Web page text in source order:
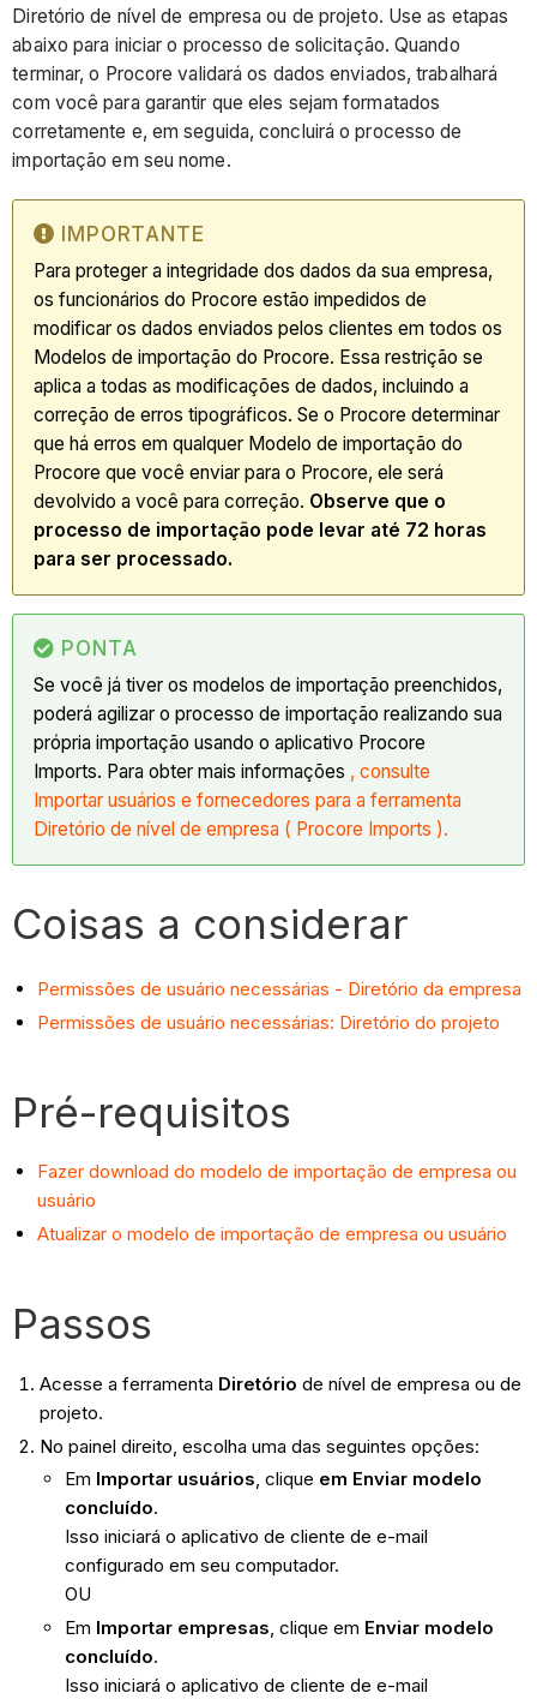
Diretório de nível de empresa ou de projeto. Use as etapas
abaixo para iniciar o processo de solicitação. Quando
terminar, o Procore validará os dados enviados, trabalhará
com você para garantir que eles sejam formatados
corretamente e, em seguida, concluirá o processo de
importação em seu nome.
IMPORTANTE
Para proteger a integridade dos dados da sua empresa,
os funcionários do Procore estão impedidos de
modificar os dados enviados pelos clientes em todos os
Modelos de importação do Procore. Essa restrição se
aplica a todas as modificações de dados, incluindo a
correção de erros tipográficos. Se o Procore determinar
que há erros em qualquer Modelo de importação do
Procore que você enviar para o Procore, ele será
devolvido a você para correção. Observe que o
processo de importação pode levar até 72 horas
para ser processado.
PONTA
Se você já tiver os modelos de importação preenchidos,
poderá agilizar o processo de importação realizando sua
própria importação usando o aplicativo Procore
Imports. Para obter mais informações , consulte
Importar usuários e fornecedores para a ferramenta
Diretório de nível de empresa ( Procore Imports ).
Coisas a considerar
Permissões de usuário necessárias - Diretório da empresa
Permissões de usuário necessárias: Diretório do projeto
Pré-requisitos
Fazer download do modelo de importação de empresa ou
usuário
Atualizar o modelo de importação de empresa ou usuário
Passos
Acesse a ferramenta Diretório de nível de empresa ou de
projeto.
No painel direito, escolha uma das seguintes opções:
Em Importar usuários, clique em Enviar modelo
concluído.
Isso iniciará o aplicativo de cliente de e-mail
configurado em seu computador.
OU
Em Importar empresas, clique em Enviar modelo
concluído.
Isso iniciará o aplicativo de cliente de e-mail